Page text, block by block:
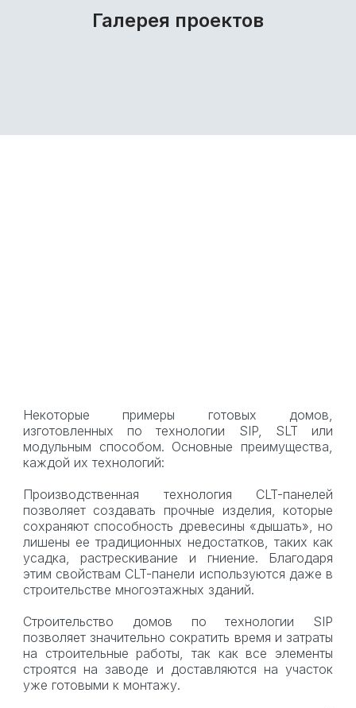
Галерея проектов
Некоторые примеры готовых домов,
изготовленных по технологии SIP, SLT или
модульным способом. Основные преимущества,
каждой их технологий:
Производственная технология CLT-панелей
позволяет создавать прочные изделия, которые
сохраняют способность древесины «дышать», но
лишены ее традиционных недостатков, таких как
усадка, растрескивание и гниение. Благодаря
этим свойствам CLT-панели используются даже в
строительстве многоэтажных зданий.
Строительство домов по технологии SIP
позволяет значительно сократить время и затраты
на строительные работы, так как все элементы
строятся на заводе и доставляются на участок
уже готовыми к монтажу.